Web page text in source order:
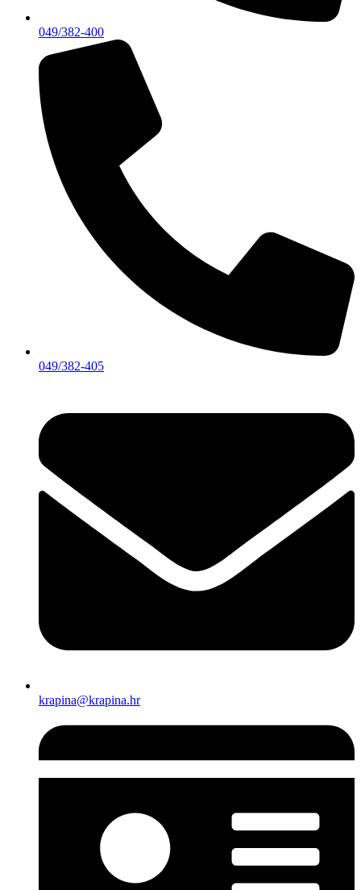
049/382-400
049/382-405
krapina@krapina.hr